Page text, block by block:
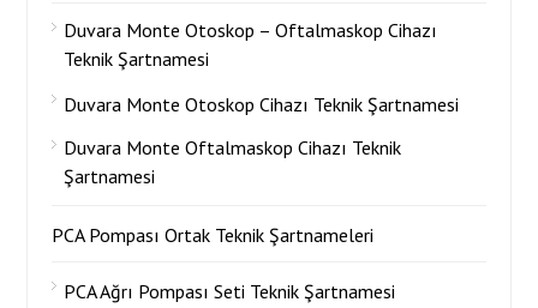
Duvara Monte Otoskop – Oftalmaskop Cihazı
Teknik Şartnamesi
Duvara Monte Otoskop Cihazı Teknik Şartnamesi
Duvara Monte Oftalmaskop Cihazı Teknik
Şartnamesi
PCA Pompası Ortak Teknik Şartnameleri
PCA Ağrı Pompası Seti Teknik Şartnamesi